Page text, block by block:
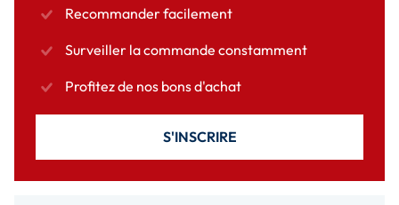
Recommander facilement
Surveiller la commande constamment
Profitez de nos bons d'achat
S'INSCRIRE